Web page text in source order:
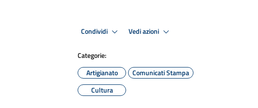
Condividi Vedi azioni
Categorie:
Artigianato
Comunicati Stampa
Cultura